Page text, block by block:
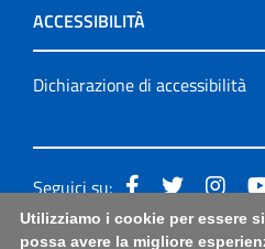
ACCESSIBILITÀ
Dichiarazione di accessibilità
Seguici su:
Accessibilità: form di
Utilizziamo i cookie per essere
possa avere la migliore